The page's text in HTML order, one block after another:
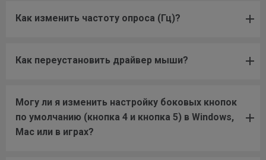
Как изменить частоту опроса (Гц)?
Как переустановить драйвер мыши?
Могу ли я изменить настройку боковых кнопок
по умолчанию (кнопка 4 и кнопка 5) в Windows,
Mac или в играх?